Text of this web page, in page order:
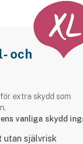
och
extra skydd som
vanliga skydd
utan självrisk